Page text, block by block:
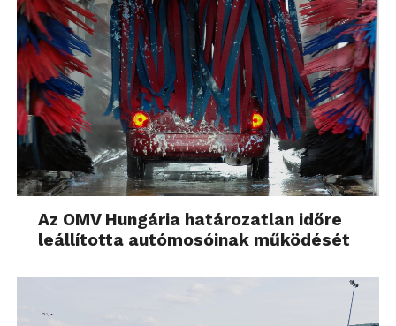
Az OMV Hungária határozatlan időre
leállította autómosóinak működését